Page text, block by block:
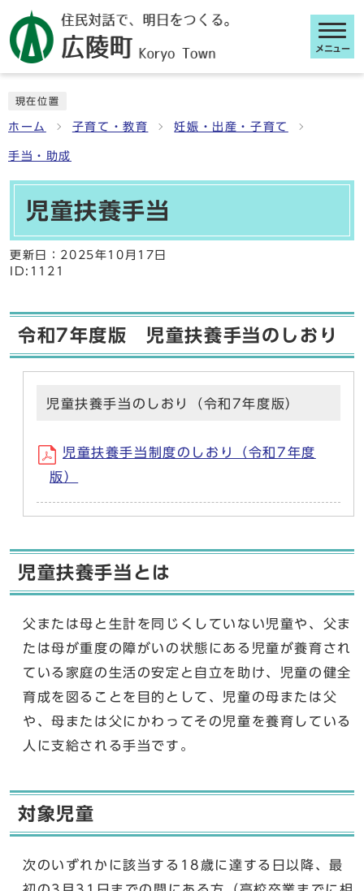
メニュー
現在位置
ホーム 子育て・教育 妊娠・出産・子育て
手当・助成
児童扶養手当
更新日： 2025年10月17日
ID:1121
令和7年度版 児童扶養手当のしおり
児童扶養手当のしおり（令和7年度版）
児童扶養手当制度のしおり（令和7年度
版）
児童扶養手当とは
父または母と生計を同じくしていない児童や、父ま
たは母が重度の障がいの状態にある児童が養育され
ている家庭の生活の安定と自立を助け、児童の健全
育成を図ることを目的として、児童の母または父
や、母または父にかわってその児童を養育している
人に支給される手当です。
対象児童
次のいずれかに該当する18歳に達する日以降、最